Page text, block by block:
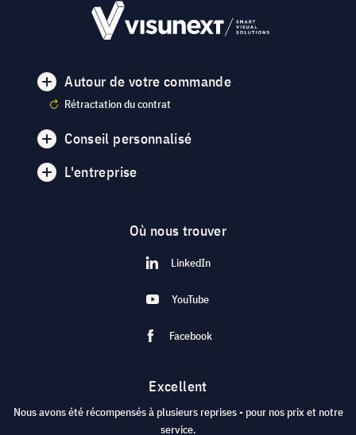
Autour de votre commande
Rétractation du contrat
Conseil personnalisé
L'entreprise
Où nous trouver
LinkedIn
YouTube
Facebook
Excellent
Nous avons été récompensés à plusieurs reprises - pour nos prix et notre
service.